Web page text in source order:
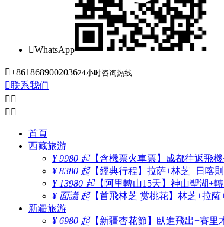
WhatsApp
+861868900203624小时咨询热线
联系我们
 
 
首頁
西藏旅游
¥ 9980 起【含機票火車票】成都往返飛
¥ 8380 起【經典行程】拉萨+林芝+日喀
¥ 13980 起【阿里轉山15天】神山聖湖+
¥ 面議 起【首飛林芝 赏桃花】林芝+拉薩
新疆旅游
¥ 6980 起【新疆杏花節】臥進飛出+賽里